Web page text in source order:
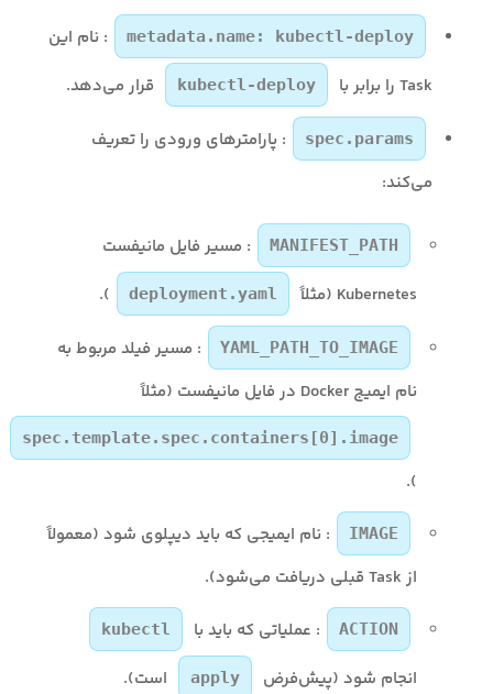
metadata.name: kubectl-deploy
: نام این
Task را برابر با
kubectl-deploy قرار می‌دهد.
spec.params
: پارامترهای ورودی را تعریف
می‌کند:
MANIFEST_PATH
: مسیر فایل مانیفست
Kubernetes (مثلاً
deployment.yaml
).
YAML_PATH_TO_IMAGE
: مسیر فیلد مربوط به
نام ایمیج Docker در فایل مانیفست (مثلاً
spec.template.spec.containers[0].image
).
IMAGE
: نام ایمیجی که باید دیپلوی شود (معمولاً
از Task قبلی دریافت می‌شود).
ACTION : عملیاتی که باید با kubectl
انجام شود (پیش‌فرض apply است).